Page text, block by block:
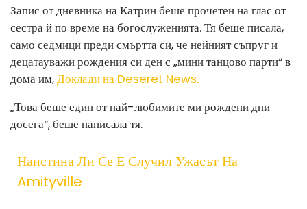
Запис от дневника на Катрин беше прочетен на глас от
сестра й по време на богослуженията. Тя беше писала,
само седмици преди смъртта си, че нейният съпруг и
децатауважи рождения си ден с „мини танцово парти“ в
дома им,Доклади на Deseret News.
„Това беше един от най-любимите ми рождени дни
досега“, беше написала тя.
Наистина Ли Се Е Случил Ужасът На
Amityville